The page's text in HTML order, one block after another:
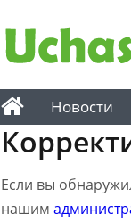
Новости
Если вы
нашим